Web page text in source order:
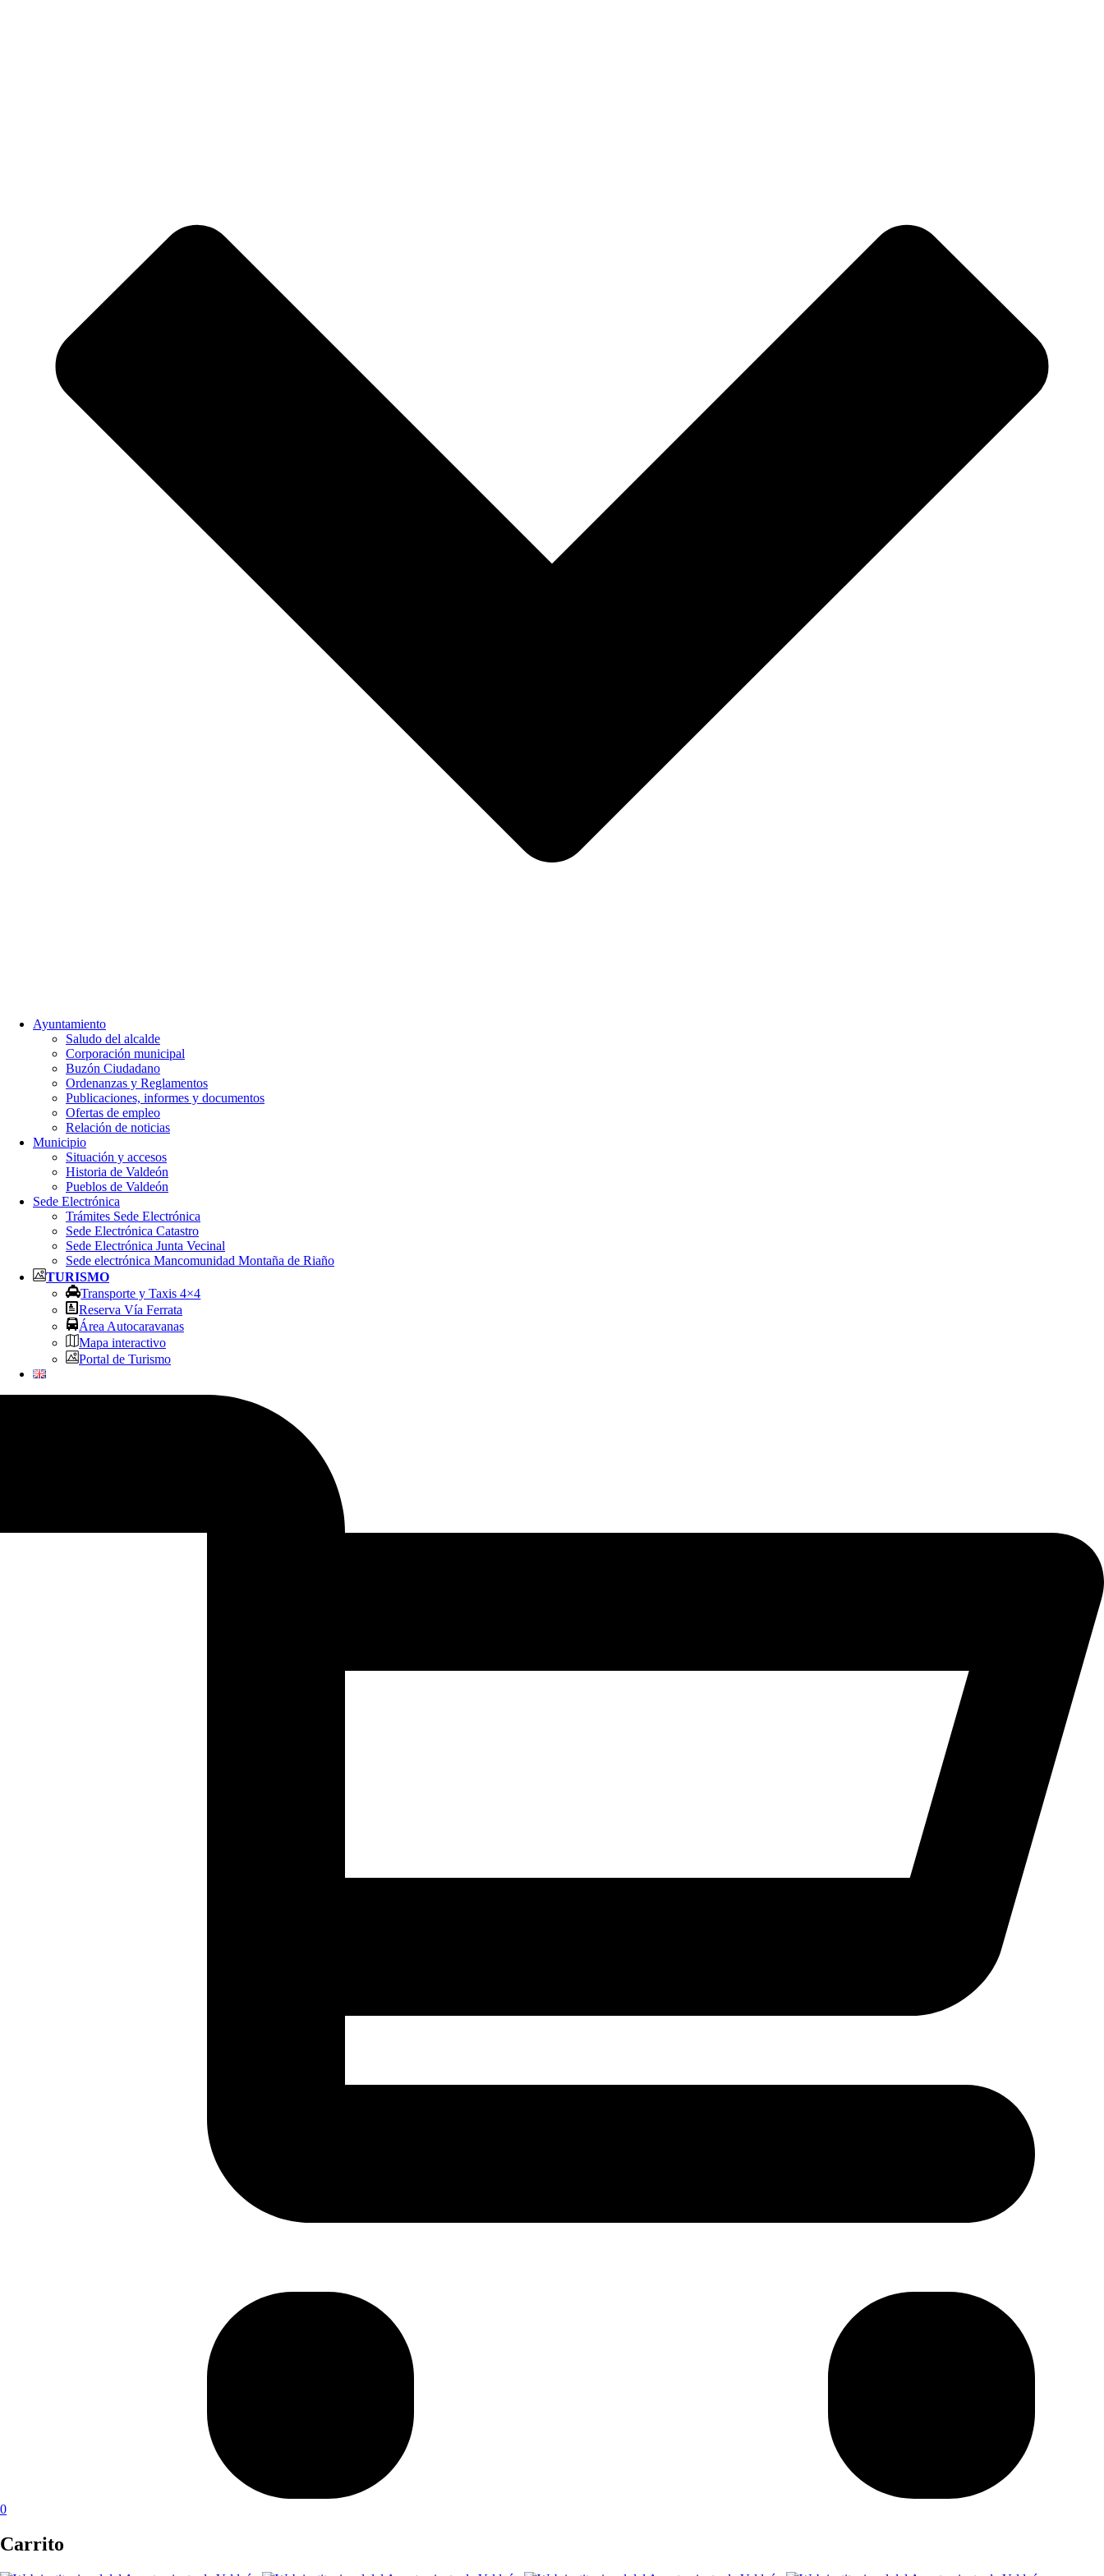
Ayuntamiento
Saludo del alcalde
Corporación municipal
Buzón Ciudadano
Ordenanzas y Reglamentos
Publicaciones, informes y documentos
Ofertas de empleo
Relación de noticias
Municipio
Situación y accesos
Historia de Valdeón
Pueblos de Valdeón
Sede Electrónica
Trámites Sede Electrónica
Sede Electrónica Catastro
Sede Electrónica Junta Vecinal
Sede electrónica Mancomunidad Montaña de Riaño
TURISMO
Transporte y Taxis 4×4
Reserva Vía Ferrata
Área Autocaravanas
Mapa interactivo
Portal de Turismo
0
Carrito